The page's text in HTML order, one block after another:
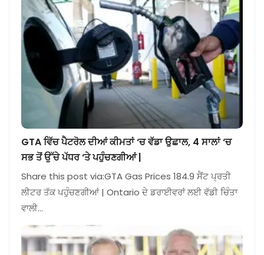
GTA ਵਿੱਚ ਪੈਟਰੋਲ ਦੀਆਂ ਕੀਮਤਾਂ ‘ਚ ਵੱਡਾ ਉਛਾਲ, 4 ਸਾਲਾਂ ‘ਚ
ਸਭ ਤੋਂ ਉੱਚੇ ਪੱਧਰ ‘ਤੇ ਪਹੁੰਚਣਗੀਆਂ |
Share this post via:GTA Gas Prices 184.9 ਸੈਂਟ ਪ੍ਰਤੀ
ਲੀਟਰ ਤੱਕ ਪਹੁੰਚਣਗੀਆਂ | Ontario ਦੇ ਡਰਾਈਵਰਾਂ ਲਈ ਵੱਡੀ ਚਿੰਤਾ
ਵਾਲੀ…